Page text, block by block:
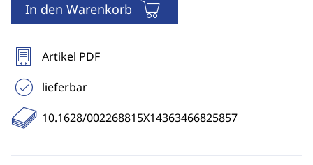
In den Warenkorb
Artikel PDF
lieferbar
10.1628/002268815X14363466825857